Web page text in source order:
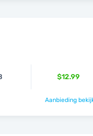
$12.99
Aanbieding